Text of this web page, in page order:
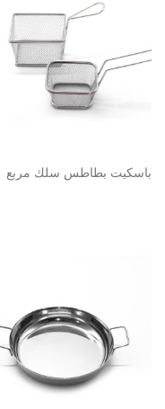
باسكيت بطاطس سلك مربع